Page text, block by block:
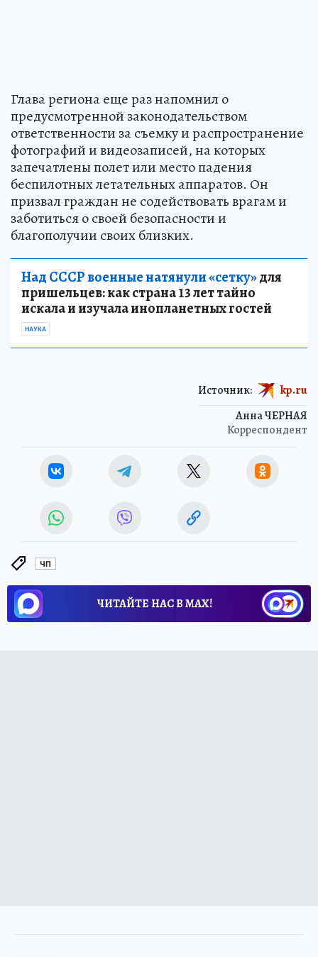
Глава региона еще раз напомнил о
предусмотренной законодательством
ответственности за съемку и распространение
фотографий и видеозаписей, на которых
запечатлены полет или место падения
беспилотных летательных аппаратов. Он
призвал граждан не содействовать врагам и
заботиться о своей безопасности и
благополучии своих близких.
Над СССР военные натянули «сетку»для
пришельцев: как страна 13 лет тайно
искала и изучала инопланетных гостей
НАУКА
Анна ЧЕРНАЯ
Корреспондент
Источник: kp.ru
ЧП
ЧИТАЙТЕ НАС В МАХ!